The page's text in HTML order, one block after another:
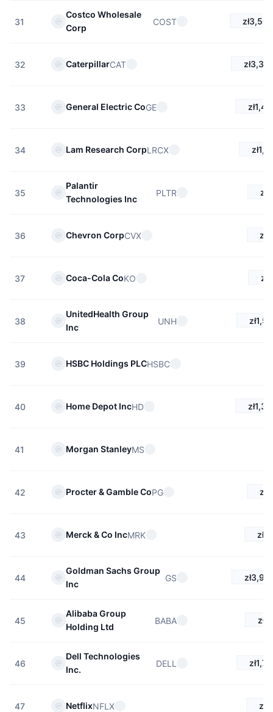
31
Costco Wholesale
Corp
COST
32 CaterpillarCAT
33 General Electric CoGE
34 Lam Research CorpLRCX
35
Palantir
Technologies Inc
PLTR
36 Chevron CorpCVX
37 Coca-Cola CoKO
38
UnitedHealth Group
Inc
UNH
39 HSBC Holdings PLCHSBC
40 Home Depot IncHD
41 Morgan StanleyMS
42 Procter & Gamble CoPG
43 Merck & Co IncMRK
44
Goldman Sachs Group
Inc
GS
45
Alibaba Group
Holding Ltd
BABA
46
Dell Technologies
Inc.
DELL
47 NetflixNFLX